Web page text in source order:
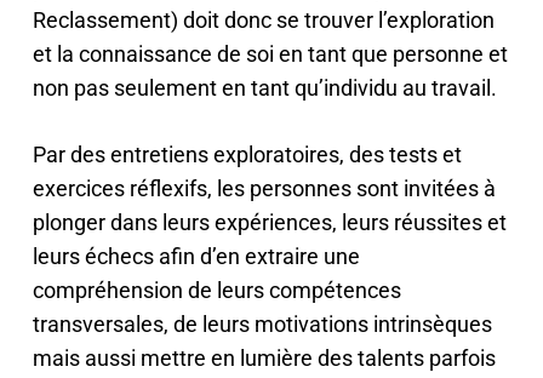
Reclassement) doit donc se trouver l’exploration
et la connaissance de soi en tant que personne et
non pas seulement en tant qu’individu au travail.
Par des entretiens exploratoires, des tests et
exercices réflexifs, les personnes sont invitées à
plonger dans leurs expériences, leurs réussites et
leurs échecs afin d’en extraire une
compréhension de leurs compétences
transversales, de leurs motivations intrinsèques
mais aussi mettre en lumière des talents parfois